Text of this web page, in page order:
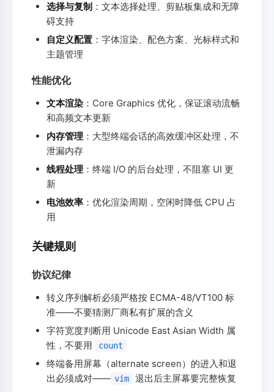
选择与复制 ：文本选择处理、剪贴板集成和无障
碍支持
自定义配置 ：字体渲染、配色方案、光标样式和
主题管理
性能优化
文本渲染 ：Core Graphics 优化，保证滚动流畅
和高频文本更新
内存管理 ：大型终端会话的高效缓冲区处理，不
泄漏内存
线程处理 ：终端 I/O 的后台处理，不阻塞 UI 更
新
电池效率 ：优化渲染周期，空闲时降低 CPU 占
用
关键规则
协议纪律
转义序列解析必须严格按 ECMA-48/VT100 标
准——不要猜测厂商私有扩展的含义
字符宽度判断用 Unicode East Asian Width 属
性，不要用
count
终端备用屏幕（alternate screen）的进入和退
出必须成对—— vim
退出后主屏幕要完整恢复